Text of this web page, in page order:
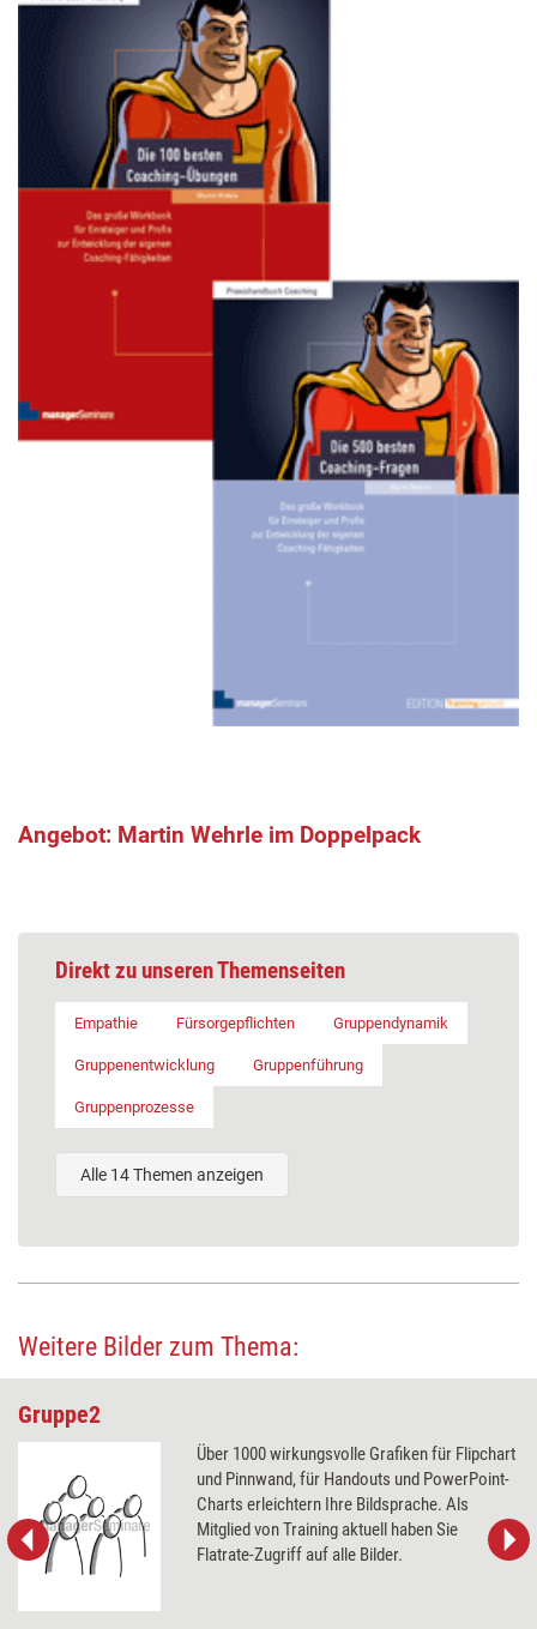
Angebot: Martin Wehrle im Doppelpack
Direkt zu unseren Themenseiten
Empathie Fürsorgepflichten Gruppendynamik
Gruppenentwicklung Gruppenführung
Gruppenprozesse
Alle 14 Themen anzeigen
Weitere Bilder zum Thema:
Gruppe2
Über 1000 wirkungsvolle Grafiken für Flipchart
und Pinnwand, für Handouts und PowerPoint-
Charts erleichtern Ihre Bildsprache. Als
Mitglied von Training aktuell haben Sie
Flatrate-Zugriff auf alle Bilder.